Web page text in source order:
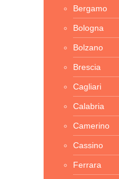
Bergamo
Bologna
Bolzano
Brescia
Cagliari
Calabria
Camerino
Cassino
Ferrara